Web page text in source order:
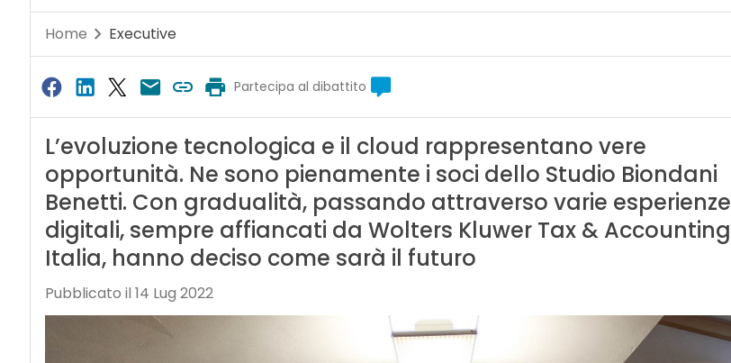
Home Executive
Partecipa al dibattito
L’evoluzione tecnologica e il cloud rappresentano vere
opportunità. Ne sono pienamente i soci dello Studio Biondani
Benetti. Con gradualità, passando attraverso varie esperienze
digitali, sempre affiancati da Wolters Kluwer Tax & Accounting
Italia, hanno deciso come sarà il futuro
Pubblicato il 14 Lug 2022